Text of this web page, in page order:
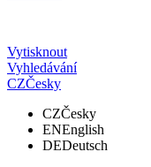
Vytisknout
Vyhledávání
CZČesky
CZČesky
ENEnglish
DEDeutsch